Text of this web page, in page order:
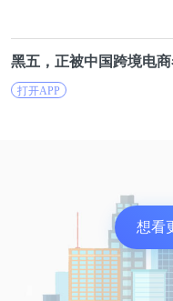
Mudditt认为，如果
社编辑找希望接受投
竟，拒稿的稿件收不
费。同时，以赚钱
Heathers则认为，不
但是杂志编辑部的工
黑五，正被中国跨境电商
打开APP
想看